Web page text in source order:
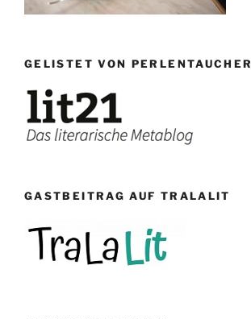
GELISTET VON PERLENTAUCHER
GASTBEITRAG AUF TRALALIT